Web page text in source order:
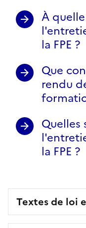
À
la FPE ?
Que
rendu
Quelles
la FPE ?
Textes de loi